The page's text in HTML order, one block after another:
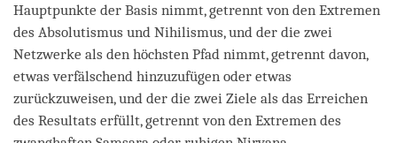
Hauptpunkte der Basis nimmt, getrennt von den Extremen
des Absolutismus und Nihilismus, und der die zwei
Netzwerke als den höchsten Pfad nimmt, getrennt davon,
etwas verfälschend hinzuzufügen oder etwas
zurückzuweisen, und der die zwei Ziele als das Erreichen
des Resultats erfüllt, getrennt von den Extremen des